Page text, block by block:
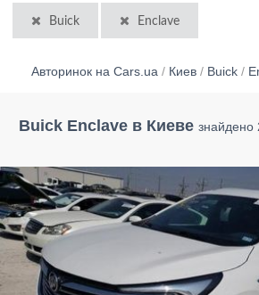
Buick Enclave
Авторинок на Cars.ua / Киев / Buick /
Buick Enclave в Киеве знайдено